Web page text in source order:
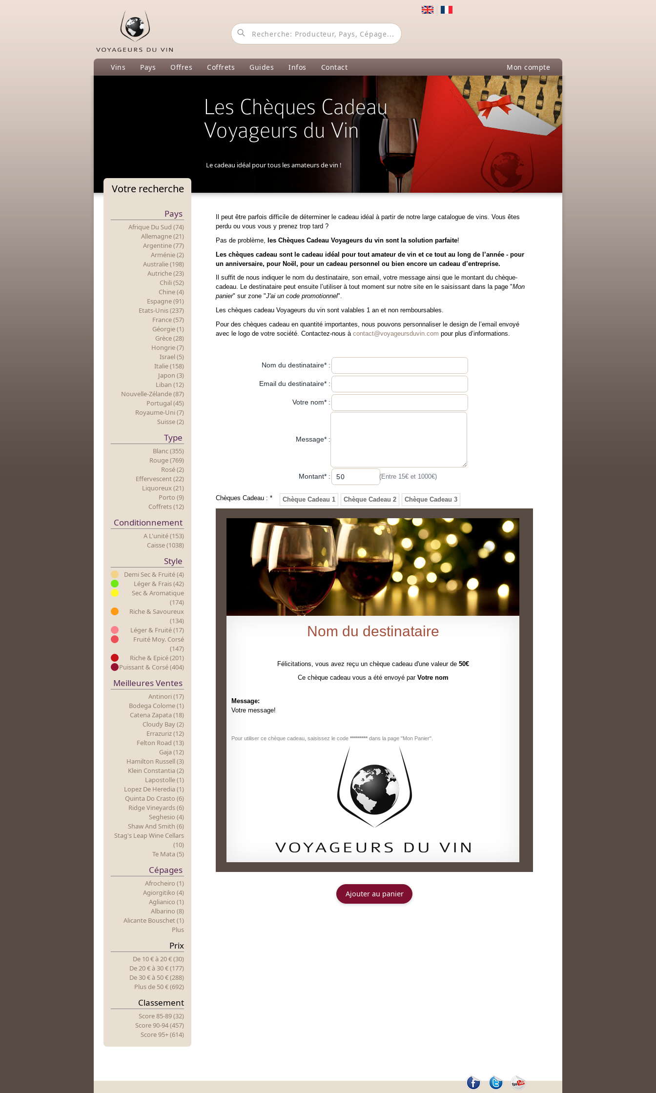
Vins Pays Offres Coffrets Guides Infos Contact Mon compte
Votre recherche
Pays
Afrique Du Sud (74)
Allemagne (21)
Argentine (77)
Arménie (2)
Australie (198)
Autriche (23)
Chili (52)
Chine (4)
Espagne (91)
Etats-Unis (237)
France (57)
Géorgie (1)
Grèce (28)
Hongrie (7)
Israel (5)
Italie (158)
Japon (3)
Liban (12)
Nouvelle-Zélande (87)
Portugal (45)
Royaume-Uni (7)
Suisse (2)
Type
Blanc (355)
Rouge (769)
Rosé (2)
Effervescent (22)
Liquoreux (21)
Porto (9)
Coffrets (12)
Conditionnement
A L'unité (153)
Caisse (1038)
Style
Demi Sec & Fruité (4)
Léger & Frais (42)
Sec & Aromatique
(174)
Riche & Savoureux
(134)
Léger & Fruité (17)
Fruité Moy. Corsé
(147)
Riche & Epicé (201)
Puissant & Corsé (404)
Meilleures Ventes
Antinori (17)
Bodega Colome (1)
Catena Zapata (18)
Cloudy Bay (2)
Errazuriz (12)
Felton Road (13)
Gaja (12)
Hamilton Russell (3)
Klein Constantia (2)
Lapostolle (1)
Lopez De Heredia (1)
Quinta Do Crasto (6)
Ridge Vineyards (6)
Seghesio (4)
Shaw And Smith (6)
Stag's Leap Wine Cellars
(10)
Te Mata (5)
Cépages
Afrocheiro (1)
Agiorgitiko (4)
Aglianico (1)
Albarino (8)
Alicante Bouschet (1)
Plus
Prix
De 10 €à20 € (30)
De 20 €à30 € (177)
De 30 €à 50 € (288)
PlusdE 50 € (692)
Classement
Score 85-89 (32)
Score 90-94 (457)
Score 95+ (614)
Les Chèques Cadeau
Voyageurs du Vin
Le cadeau idéal pour tous les amateurs de vin !
Il peut être parfois difficile de déterminer le cadeau idéal à partir de notre large catalogue de vins. Vous êtes
perdu ou vous vous y prenez trop tard ?
Pas de problème,
les Chèques Cadeau Voyageurs du vin sont la solution parfaite!
Les chèques cadeau sont le cadeau idéal pour tout amateur de vin et ce tout au long de l’année - pour
un anniversaire, pour Noël, pour un cadeau personnel ou bien encore un cadeau d’entreprise.
Il suffit de nous indiquer le nom du destinataire, son email, votre message ainsi que le montant du chèque-
cadeau. Le destinataire peut ensuite l’utiliser à tout moment sur notre site en le saisissant dans la page "Mon
panier" sur zone "J'ai un code promotionnel".
Les chèques cadeau Voyageurs du vin sont valables 1 an et non remboursables.
Pour des chèques cadeau en quantité importantes, nous pouvons personnaliser le design de l’email envoyé
avec le logo de votre société. Contactez-nous à contact@voyageursduvin.com pour plus d’informations.
Nom du destinataire* :
Email du destinataire* :
Votre nom* :
Message* :
Montant* : (Entre 15€ et 1000€)
Chèques Cadeau : * Chèque Cadeau 1 Chèque Cadeau 2 Chèque Cadeau 3
Nom du destinataire
Félicitations, vous avez reçu un chèque cadeau d'une valeur de 50€
Ce chèque cadeau vous a été envoyé par Votre nom
Message:
Votre message!
Pour utiliser ce chèque cadeau, saisissez le code ********* dans la page "Mon Panier".
Ajouter au panier